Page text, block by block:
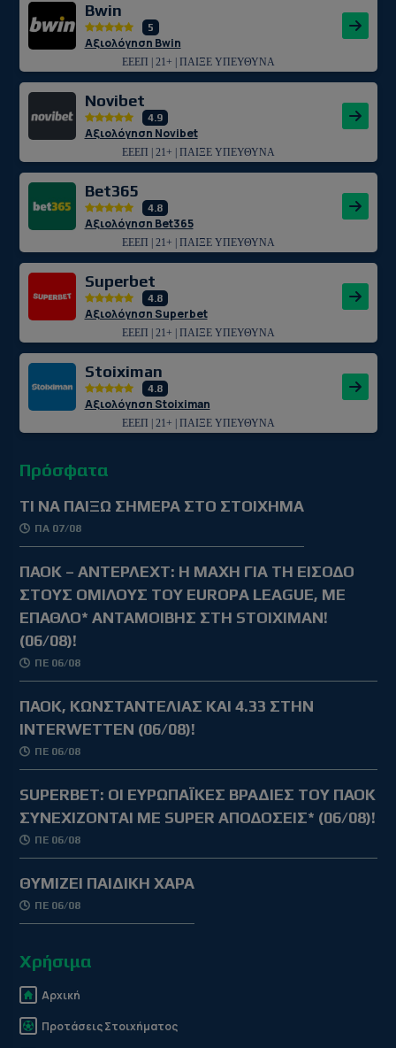
Bwin
5
Αξιολόγηση Bwin
ΕΕΕΠ | 21+ | ΠΑΙΞΕ ΥΠΕΥΘΥΝΑ
Novibet
4.9
Αξιολόγηση Novibet
ΕΕΕΠ | 21+ | ΠΑΙΞΕ ΥΠΕΥΘΥΝΑ
Bet365
4.8
Αξιολόγηση Bet365
ΕΕΕΠ | 21+ | ΠΑΙΞΕ ΥΠΕΥΘΥΝΑ
Superbet
4.8
Αξιολόγηση Superbet
ΕΕΕΠ | 21+ | ΠΑΙΞΕ ΥΠΕΥΘΥΝΑ
Stoiximan
4.8
Αξιολόγηση Stoiximan
ΕΕΕΠ | 21+ | ΠΑΙΞΕ ΥΠΕΥΘΥΝΑ
Πρόσφατα
TΙ ΝΑ ΠΑΙΞΩ ΣΗΜΕΡΑ ΣΤΟ ΣΤΟΙΧΗΜΑ
ΠΑ 07/08
ΠΑΟΚ – ΑΝΤΕΡΛΕΧΤ: Η ΜΑΧΗ ΓΙΑ ΤΗ ΕΙΣΟΔΟ
ΣΤΟΥΣ ΟΜΙΛΟΥΣ ΤΟΥ EUROPA LEAGUE, ΜΕ
ΕΠΑΘΛΟ* ΑΝΤΑΜΟΙΒΗΣ ΣΤΗ STOIXIMAN!
(06/08)!
ΠΕ 06/08
ΠΑΟΚ, ΚΩΝΣΤΑΝΤΕΛΙΑΣ ΚΑΙ 4.33 ΣΤΗΝ
INTERWETTEN (06/08)!
ΠΕ 06/08
SUPERBET: ΟΙ ΕΥΡΩΠΑΪΚΕΣ ΒΡΑΔΙΕΣ ΤΟΥ ΠΑΟΚ
ΣΥΝΕΧΙΖΟΝΤΑΙ ΜΕ SUPER ΑΠΟΔΟΣΕΙΣ* (06/08)!
ΠΕ 06/08
ΘΥΜΙΖΕΙ ΠΑΙΔΙΚΗ ΧΑΡΑ
ΠΕ 06/08
Χρήσιμα
Αρχική
Προτάσεις Στοιχήματος